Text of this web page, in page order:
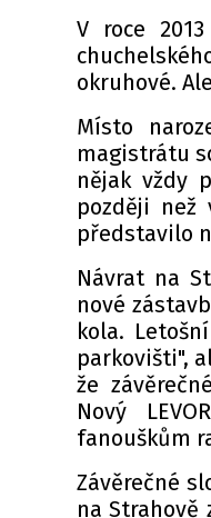
V roce
okruhové.
Místo
magistrátu
nějak vždy
později než
představilo
Návrat na
nové
kola.
parkovišti",
že
Nový
fanouškům
Závěrečné
na Strahově